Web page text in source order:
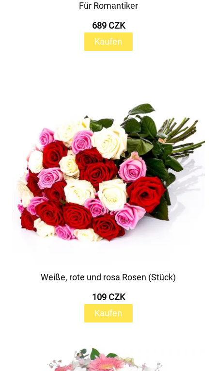
Für Romantiker
689 CZK
Kaufen
Weiße, rote und rosa Rosen (Stück)
109 CZK
Kaufen